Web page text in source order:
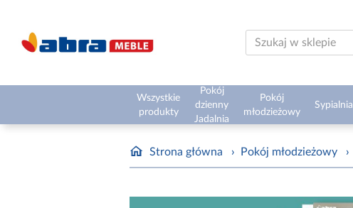
Wszystkie
produkty
Pokój
dzienny
Jadalnia
Pokój
młodzieżowy
Sypialnia
Strona główna › Pokój młodzieżowy ›